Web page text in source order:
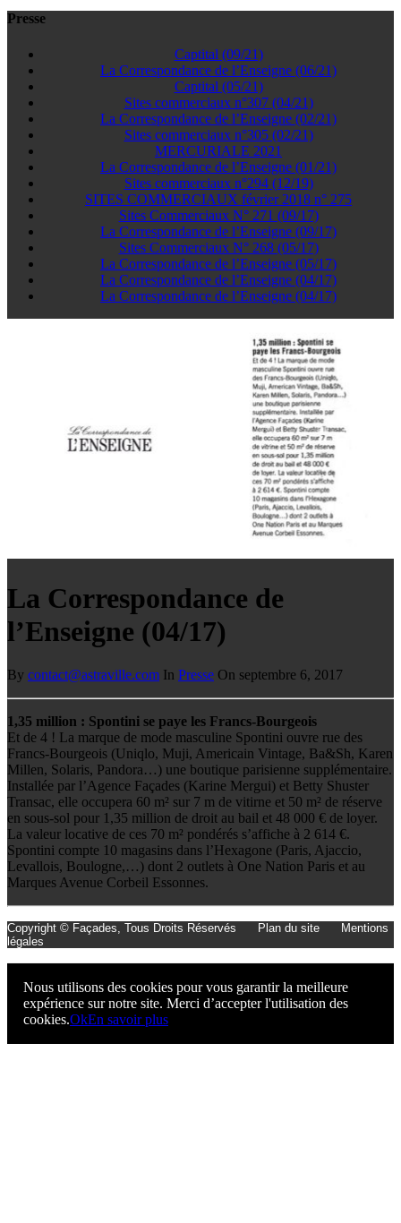
Presse
Captital (09/21)
La Correspondance de l’Enseigne (06/21)
Captital (05/21)
Sites commerciaux n°307 (04/21)
La Correspondance de l’Enseigne (02/21)
Sites commerciaux n°305 (02/21)
MERCURIALE 2021
La Correspondance de l’Enseigne (01/21)
Sites commerciaux n°294 (12/19)
SITES COMMERCIAUX février 2018 n° 275
Sites Commerciaux N° 271 (09/17)
La Correspondance de l’Enseigne (09/17)
Sites Commerciaux N° 268 (05/17)
La Correspondance de l’Enseigne (05/17)
La Correspondance de l’Enseigne (04/17)
La Correspondance de l’Enseigne (04/17)
La Correspondance de
l’Enseigne (04/17)
By contact@astraville.com In Presse On septembre 6, 2017
1,35 million : Spontini se paye les Francs-Bourgeois
Et de 4 ! La marque de mode masculine Spontini ouvre rue des
Francs-Bourgeois (Uniqlo, Muji, Americain Vintage, Ba&Sh, Karen
Millen, Solaris, Pandora…) une boutique parisienne supplémentaire.
Installée par l’Agence Façades (Karine Mergui) et Betty Shuster
Transac, elle occupera 60 m² sur 7 m de vitirne et 50 m² de réserve
en sous-sol pour 1,35 million de droit au bail et 48 000 € de loyer.
La valeur locative de ces 70 m² pondérés s’affiche à 2 614 €.
Spontini compte 10 magasins dans l’Hexagone (Paris, Ajaccio,
Levallois, Boulogne,…) dont 2 outlets à One Nation Paris et au
Marques Avenue Corbeil Essonnes.
Copyright © Façades, Tous Droits Réservés Plan du site
Mentions
légales
Nous utilisons des cookies pour vous garantir la meilleure
expérience sur notre site. Merci d’accepter l'utilisation des
cookies.OkEn savoir plus